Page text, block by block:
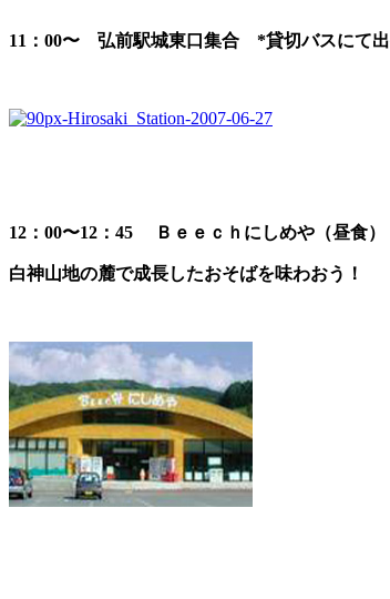
11：00〜 弘前駅城東口集合 *貸切バスにて
12：00〜12：45 Ｂｅｅｃｈにしめや（昼食）
白神山地の麓で成長したおそばを味わおう！